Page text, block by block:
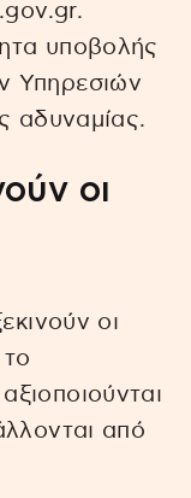
υποβολής
Υπηρεσιών
αδυναμίας.
οι
οι
από